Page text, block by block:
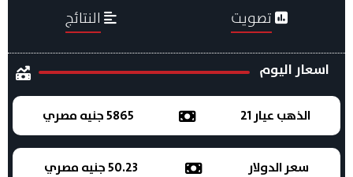
تصويت النتائج
اسعار اليوم
الذهب عيار 21 5865 جنيه مصري
سعر الدولار 50.23 جنيه مصري